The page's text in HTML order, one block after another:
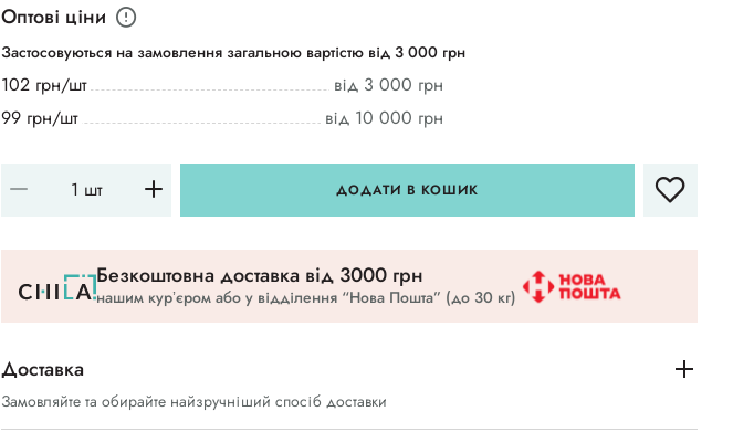
Оптові ціни
Застосовуються на замовлення загальною вартістю від 3 000 грн
102 грн/шт
від 3 000 грн
99 грн/шт
від 10 000 грн
ДОДАТИ В КОШИК
Безкоштовна доставка вiд 3000 грн
нашим курʼєром або у відділення “Нова Пошта” (до 30 кг)
Доставка
Замовляйте та обирайте найзручніший спосіб доставки